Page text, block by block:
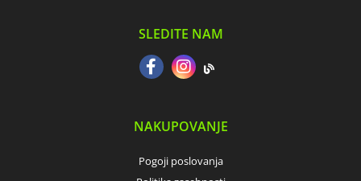
SLEDITE NAM
NAKUPOVANJE
Pogoji poslovanja